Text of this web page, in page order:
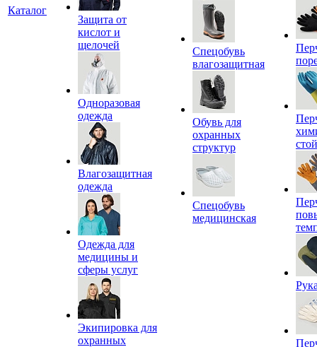
Каталог
Защита от
кислот и
щелочей
Одноразовая
одежда
Влагозащитная
одежда
Одежда для
медицины и
сферы услуг
Экипировка для
охранных
Спецобувь
влагозащитная
Обувь для
охранных
структур
Спецобувь
медицинская